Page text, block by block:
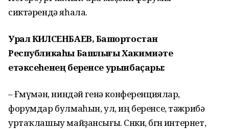
сиктәрендә яһала.
Урал КИЛСЕНБАЕВ, Башҡортостан
Республикаһы Башлығы Хакимиәте
етәксеһенең беренсе урынбаҫары:
– Ғөмүмән, ниндәй генә конференциялар,
форумдар булмаһын, ул, иң беренсе, тәжрибә
уртаҡлашыу майҙансығы. Сөнки, бөгөн интернет,